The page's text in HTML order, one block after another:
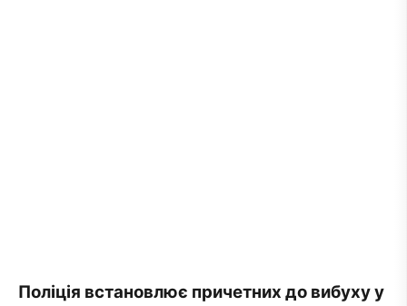
Поліція встановлює причетних до вибуху у